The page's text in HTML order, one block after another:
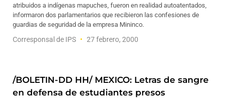
atribuidos a indígenas mapuches, fueron en realidad autoatentados,
informaron dos parlamentarios que recibieron las confesiones de
guardias de seguridad de la empresa Mininco.
Corresponsal de IPS 27 febrero, 2000
/BOLETIN-DD HH/ MEXICO: Letras de sangre
en defensa de estudiantes presos